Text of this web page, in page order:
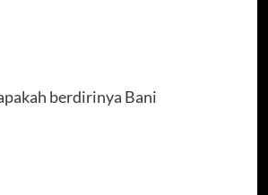
berdirinya Bani